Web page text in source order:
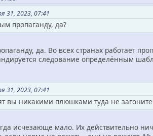
31, 2023, 07:41
пропаганду, да?
да. Во всех странах работает
следование определённым
31, 2023, 07:41
вы никакими плюшками туда не
исчезающе мало. Их действительно